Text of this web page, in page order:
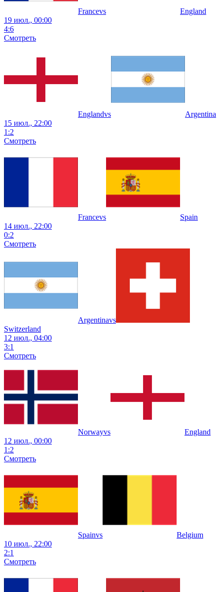
Francevs
England
19 июл., 00:00
4:6
Смотреть
Englandvs
Argentina
15 июл., 22:00
1:2
Смотреть
Francevs
Spain
14 июл., 22:00
0:2
Смотреть
Argentinavs
Switzerland
12 июл., 04:00
3:1
Смотреть
Norwayvs
England
12 июл., 00:00
1:2
Смотреть
Spainvs
Belgium
10 июл., 22:00
2:1
Смотреть